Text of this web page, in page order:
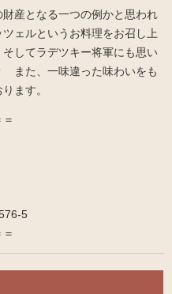
産となる一つの例かと思われ
ェルというお料理をお召し上
してラデツキー将軍にも思い
また、一味違った味わいをも
ます。
5